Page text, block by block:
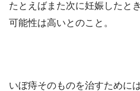
たとえばまた次に妊娠したと
可能性は高いとのこと。
いぼ痔そのものを治すために